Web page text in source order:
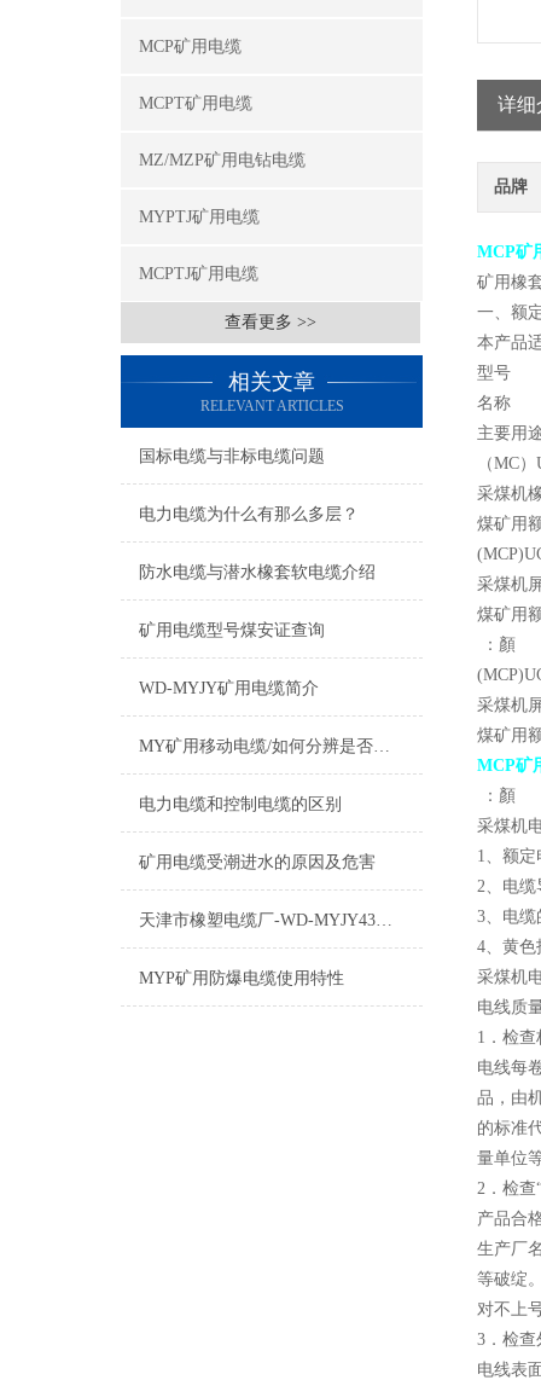
MCP矿用电缆
MCPT矿用电缆
MZ/MZP矿用电钻电缆
MYPTJ矿用电缆
MCPTJ矿用电缆
查看更多 >>
相关文章
RELEVANT ARTICLES
国标电缆与非标电缆问题
电力电缆为什么有那么多层？
防水电缆与潜水橡套软电缆介绍
矿用电缆型号煤安证查询
WD-MYJY矿用电缆简介
MY矿用移动电缆/如何分辨是否国标标准
电力电缆和控制电缆的区别
矿用电缆受潮进水的原因及危害
天津市橡塑电缆厂-WD-MYJY43低烟无卤电缆介绍
MYP矿用防爆电缆使用特性
详细
品牌
MCP矿
矿用橡
一、额
本产品
型号
名称
主要用
（MC
采煤机
煤矿用
采煤机
煤矿用
：顏
采煤机
煤矿用
MCP矿
：顏
采煤机
1、额
2、电
3、电
4、黄
采煤机
电线质
1．检查
电线每
品，由
的标准
量单位
2．检查
产品合
生产厂
等破绽
对不上
3．检查
电线表